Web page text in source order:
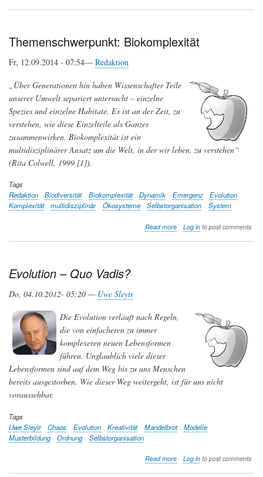
von
Themenschwerpunkt: Biokomplexität
Fr, 12.09.2014 - 07:54— Redaktion
„Über Generationen hin haben Wissenschafter Teile
unserer Umwelt separiert untersucht – einzelne
Spezies und einzelne Habitate. Es ist an der Zeit, zu
verstehen, wie diese Einzelteile als Ganzes
zusammenwirken. Biokomplexität ist ein
multidisziplinärer Ansatz um die Welt, in der wir leben, zu verstehen“
(Rita Colwell, 1999 [1]).
Tags
Redaktion
Biodiversität Biokomplexität Dynamik Emergenz
Evolution
Komplexität
multidisziplinär Ökosysteme Selbstorganisation System
Read moreabout
Log into post comments
Evolution – Quo Vadis?
Do, 04.10.2012- 05:20 — Uwe Sleytr
Die Evolution verläuft nach Regeln,
die von einfacheren zu immer
komplexeren neuen Lebensformen
führen. Unglaublich viele dieser
Lebensformen sind auf dem Weg bis zu uns Menschen
bereits ausgestorben. Wie dieser Weg weitergeht, ist für uns nicht
voraussehbar.
Tags
Uwe Sleytr
Chaos Evolution Kreativität Mandelbrot
Modelle
Musterbildung
Ordnung Selbstorganisation
Read moreabout
Log into post comments